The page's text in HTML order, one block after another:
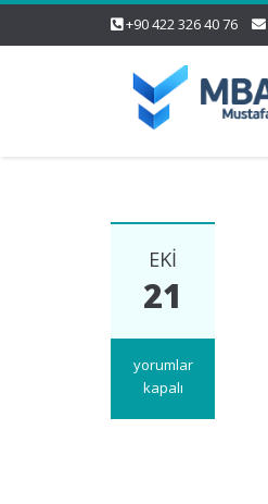
+90 422 326 40 76
EKI
21
Vergi
Usul
yorumlar
kapalı